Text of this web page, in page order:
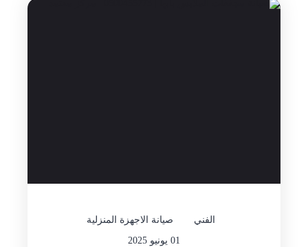
الفني
صيانة الاجهزة المنزلية
01 يونيو 2025